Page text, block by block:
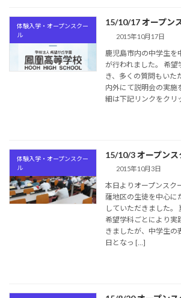
体験入学・オープンスクー
ル
15/10/17 オープン
2015年10月17日
鹿児島市内の中学生を
が行われました。 希
き、多くの質問もい
内外にて説明会の実施
細は下記リンクをクリ
体験入学・オープンスクー
ル
15/10/3 オープンス
2015年10月3日
本日よりオープンスク
薩地区の生徒を中心に
していただきました。
希望学科ごとにより実
きましたが、中学生の
日となっ […]